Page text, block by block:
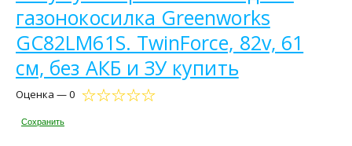
газонокосилка Greenworks
GC82LM61S. TwinForce, 82v, 61
см, без АКБ и ЗУ купить
Оценка — 0
Сохранить